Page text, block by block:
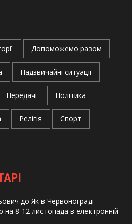
Допоможемо разом
Надзвичайні ситуації
Передачі Політика
Релігія Спорт
до Як в Червонограді
на 8-12 листопада в електронній